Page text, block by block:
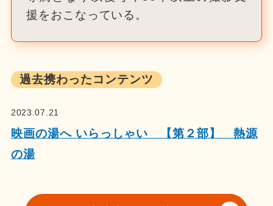
援をおこなっている。
過去携わったコンテンツ
2023.07.21
映画の湯へ いらっしゃい 【第２部】 熱源
の湯